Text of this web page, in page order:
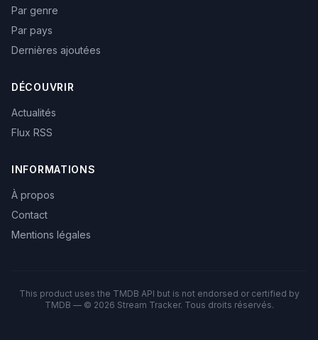
Par genre
Par pays
Dernières ajoutées
DÉCOUVRIR
Actualités
Flux RSS
INFORMATIONS
À propos
Contact
Mentions légales
This product uses the TMDB API but is not endorsed or certified by
TMDB — © 2026 Stream Tracker. Tous droits réservés.